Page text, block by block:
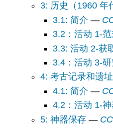
3: 历史（1960 年
3.1: 简介 —
3.2：活动 1-
3.3: 活动 2-获
4: 考古记录和遗
4.1: 简介 —
4.2：活动 1-
5: 神器保存 —